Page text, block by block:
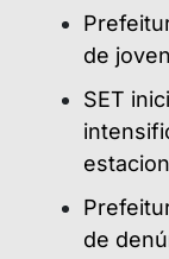
de
SET
de